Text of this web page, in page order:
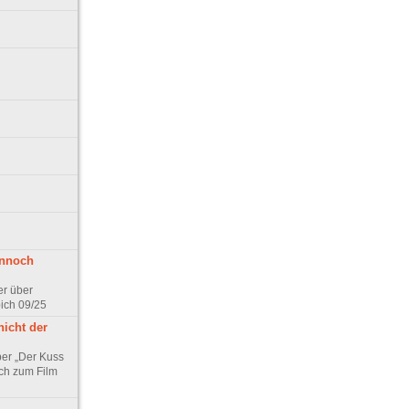
über
09/25
der
„Der Kuss
zum Film